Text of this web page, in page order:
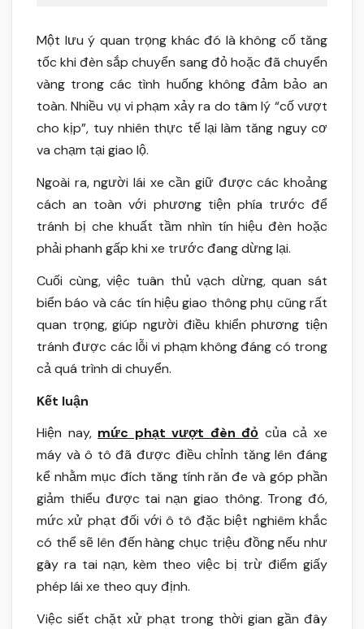
Một lưu ý quan trọng khác đó là không cố tăng
tốc khi đèn sắp chuyển sang đỏ hoặc đã chuyển
vàng trong các tình huống không đảm bảo an
toàn. Nhiều vụ vi phạm xảy ra do tâm lý “cố vượt
cho kịp”, tuy nhiên thực tế lại làm tăng nguy cơ
va chạm tại giao lộ.
Ngoài ra, người lái xe cần giữ được các khoảng
cách an toàn với phương tiện phía trước để
tránh bị che khuất tầm nhìn tín hiệu đèn hoặc
phải phanh gấp khi xe trước đang dừng lại.
Cuối cùng, việc tuân thủ vạch dừng, quan sát
biển báo và các tín hiệu giao thông phụ cũng rất
quan trọng, giúp người điều khiển phương tiện
tránh được các lỗi vi phạm không đáng có trong
cả quá trình di chuyển.
Kết luận
Hiện nay, mức phạt vượt đèn đỏ của cả xe
máy và ô tô đã được điều chỉnh tăng lên đáng
kể nhằm mục đích tăng tính răn đe và góp phần
giảm thiểu được tai nạn giao thông. Trong đó,
mức xử phạt đối với ô tô đặc biệt nghiêm khắc
có thể sẽ lên đến hàng chục triệu đồng nếu như
gây ra tai nạn, kèm theo việc bị trừ điểm giấy
phép lái xe theo quy định.
Việc siết chặt xử phạt trong thời gian gần đây